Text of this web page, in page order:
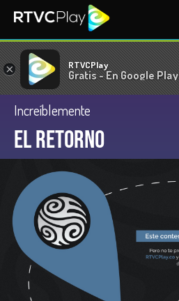
× RTVCPlay
Gratis - En Google Play
Increíblemente
El retorno